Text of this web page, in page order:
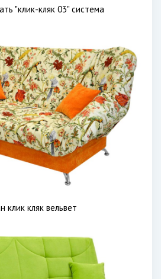
"клик-кляк 03" система
клик кляк вельвет